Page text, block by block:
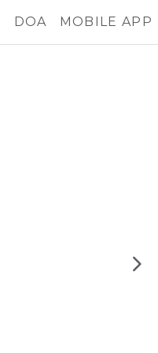
DOA MOBILE APP